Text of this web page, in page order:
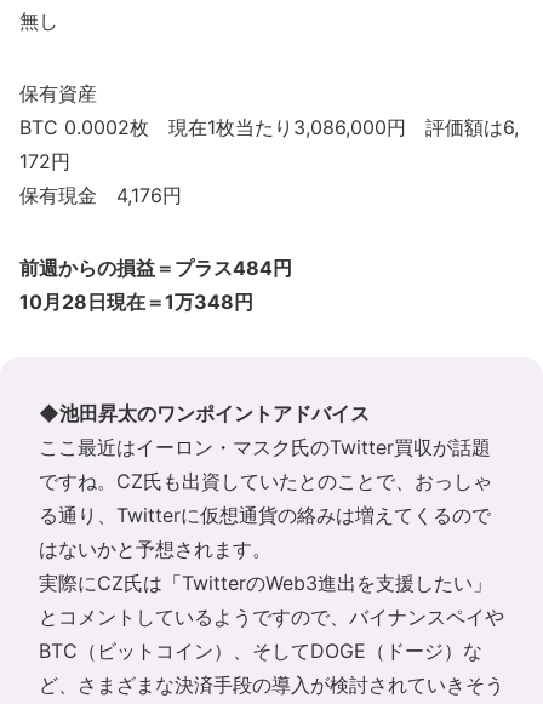
無し
保有資産
BTC 0.0002枚 現在1枚当たり3,086,000円 評価額は6,
172円
保有現金 4,176円
前週からの損益＝プラス484円
10月28日現在＝1万348円
◆池田昇太のワンポイントアドバイス
ここ最近はイーロン・マスク氏のTwitter買収が話題
ですね。CZ氏も出資していたとのことで、おっしゃ
る通り、Twitterに仮想通貨の絡みは増えてくるので
はないかと予想されます。
実際にCZ氏は「TwitterのWeb3進出を支援したい」
とコメントしているようですので、バイナンスペイや
BTC（ビットコイン）、そしてDOGE（ドージ）な
ど、さまざまな決済手段の導入が検討されていきそう